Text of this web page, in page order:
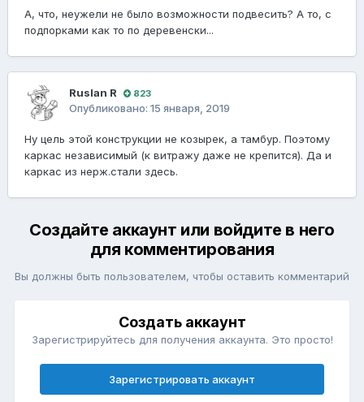
А, что, неужели не было возможности подвесить? А то, с
подпорками как то по деревенски...
Ruslan R 823
Опубликовано: 15 января, 2019
Ну цель этой конструкции не козырек, а тамбур. Поэтому
каркас независимый (к витражу даже не крепится). Да и
каркас из нерж.стали здесь.
Создайте аккаунт или войдите в него
для комментирования
Вы должны быть пользователем, чтобы оставить комментарий
Создать аккаунт
Зарегистрируйтесь для получения аккаунта. Это просто!
Зарегистрировать аккаунт